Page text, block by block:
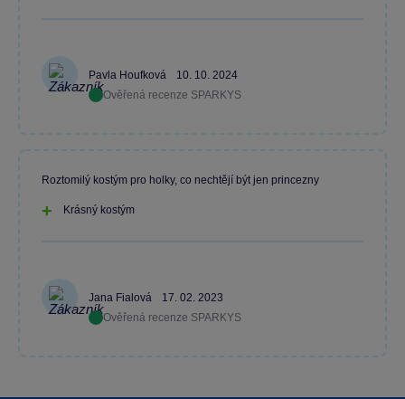
Pavla Houfková
10. 10. 2024
Ověřená recenze SPARKYS
Jana Fialová
17. 02. 2023
Ověřená recenze SPARKYS
Roztomilý kostým pro holky, co nechtějí být jen princezny
Krásný kostým